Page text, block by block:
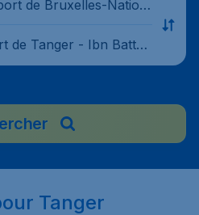
de Bruxelles-Nation
de Tanger - Ibn Battou
Tanger